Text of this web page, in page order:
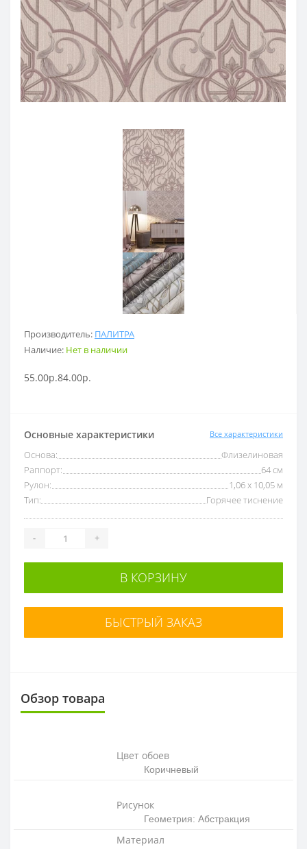
Производитель: ПАЛИТРА
Наличие: Нет в наличии
55.00р.84.00р.
Основные характеристики Все характеристики
Основа:
Флизелиновая
Раппорт:
64 см
Рулон:
1,06 x 10,05 м
Тип:
Горячее тиснение
- +
В КОРЗИНУ
БЫСТРЫЙ ЗАКАЗ
Обзор товара
Цвет обоев
Коричневый
Рисунок
Геометрия: Абстракция
Материал